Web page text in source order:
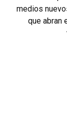
medios
que abran